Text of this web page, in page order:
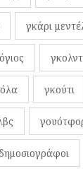
γκάρι
γκούτι